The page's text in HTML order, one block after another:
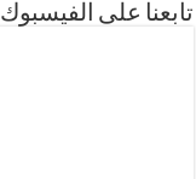
تابعنا على الفيسبوك